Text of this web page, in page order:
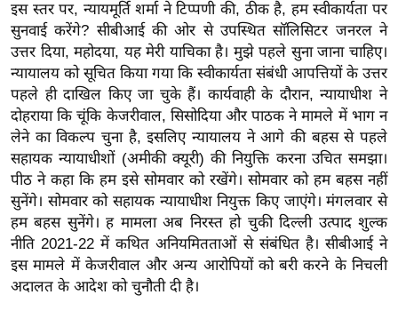
ग
इं
डि
या
सा
हि
त्य
ज
ग
त
ऑ
टो
इस स्तर पर, न्यायमूर्ति शर्मा ने टिप्पणी की, ठीक है, हम स्वीकार्यता पर
सुनवाई करेंगे? सीबीआई की ओर से उपस्थित सॉलिसिटर जनरल ने
उत्तर दिया, महोदया, यह मेरी याचिका है। मुझे पहले सुना जाना चाहिए।
न्यायालय को सूचित किया गया कि स्वीकार्यता संबंधी आपत्तियों के उत्तर
पहले ही दाखिल किए जा चुके हैं। कार्यवाही के दौरान, न्यायाधीश ने
दोहराया कि चूंकि केजरीवाल, सिसोदिया और पाठक ने मामले में भाग न
लेने का विकल्प चुना है, इसलिए न्यायालय ने आगे की बहस से पहले
सहायक न्यायाधीशों (अमीकी क्यूरी) की नियुक्ति करना उचित समझा।
पीठ ने कहा कि हम इसे सोमवार को रखेंगे। सोमवार को हम बहस नहीं
सुनेंगे। सोमवार को सहायक न्यायाधीश नियुक्त किए जाएंगे। मंगलवार से
हम बहस सुनेंगे। ह मामला अब निरस्त हो चुकी दिल्ली उत्पाद शुल्क
नीति 2021-22 में कथित अनियमितताओं से संबंधित है। सीबीआई ने
इस मामले में केजरीवाल और अन्य आरोपियों को बरी करने के निचली
अदालत के आदेश को चुनौती दी है।